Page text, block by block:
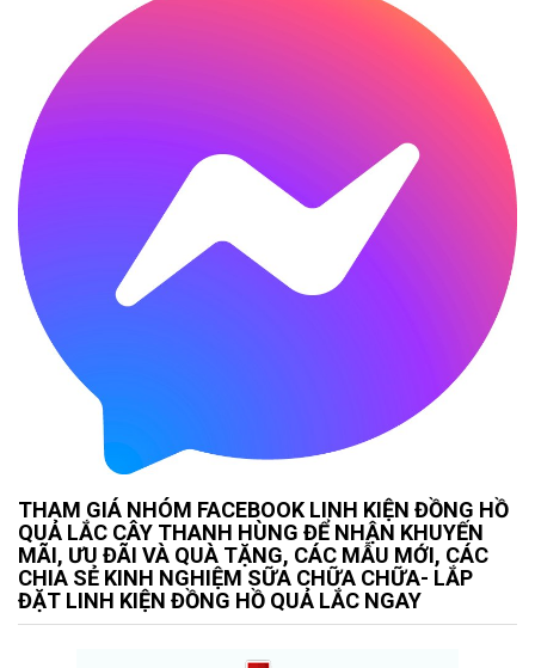
THAM GIÁ NHÓM FACEBOOK LINH KIỆN ĐỒNG HỒ
QUẢ LẮC CÂY THANH HÙNG ĐỂ NHẬN KHUYẾN
MÃI, ƯU ĐÃI VÀ QUÀ TẶNG, CÁC MẪU MỚI, CÁC
CHIA SẺ KINH NGHIỆM SỮA CHỮA CHỮA- LẮP
ĐẶT LINH KIỆN ĐỒNG HỒ QUẢ LẮC NGAY